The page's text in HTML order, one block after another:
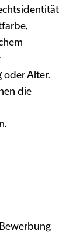
oder Alter.
die